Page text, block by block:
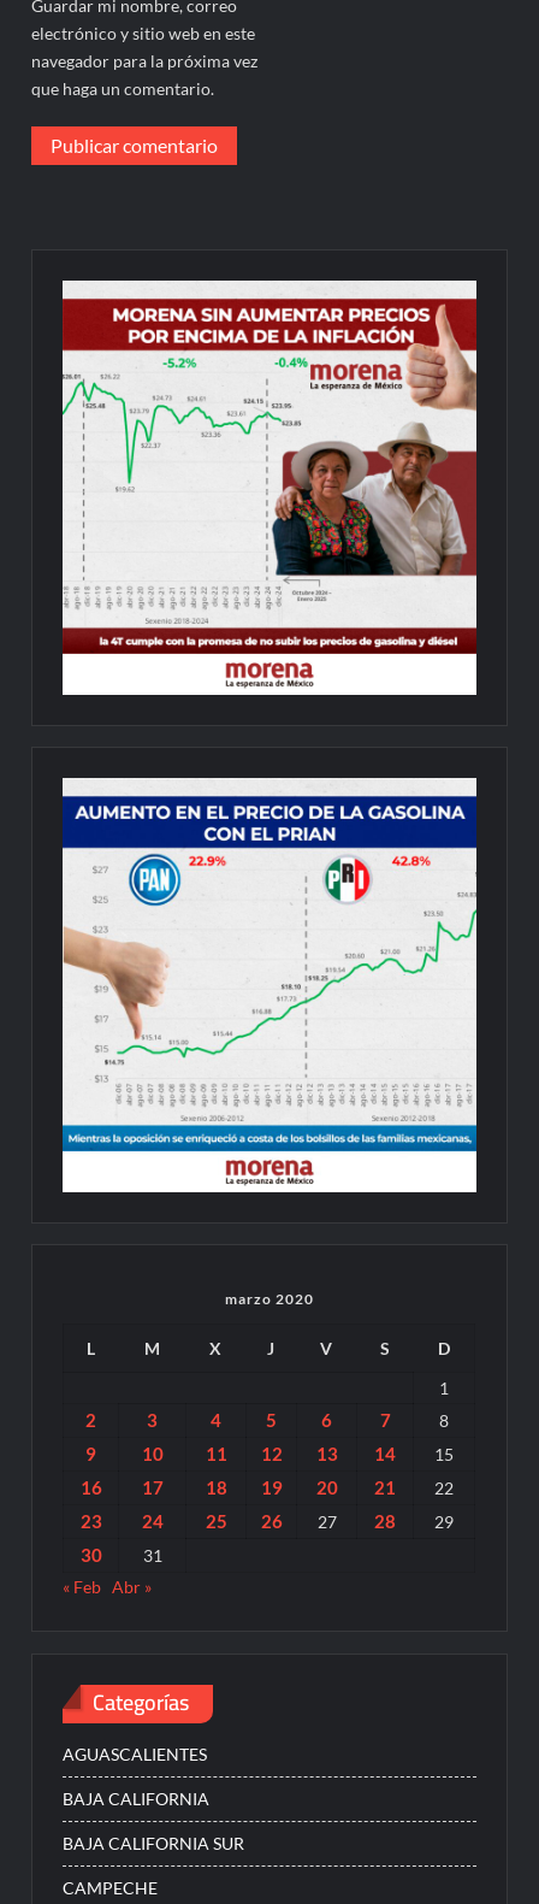
Guardar mi nombre, correo
electrónico y sitio web en este
navegador para la próxima vez
que haga un comentario.
marzo 2020
L M X J V S
D
1
2 3 4 5 6 7 8
9 10 11 12 13 14 15
16 17 18 19 20 21 22
23 24 25 26 27 28 29
30
31
« Feb Abr »
Categorías
AGUASCALIENTES
BAJA CALIFORNIA
BAJA CALIFORNIA SUR
CAMPECHE